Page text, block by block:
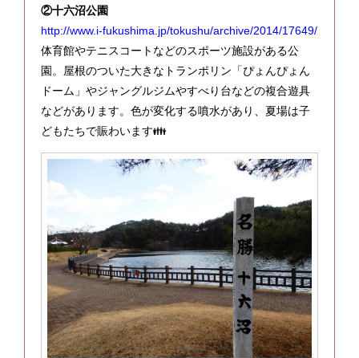
②十六沼公園
http://www.i-fukushima.jp/tokushu/archive/2014/17649/
体育館やテニスコートなどのスポーツ施設がある公
園。屋根のついた大きなトランポリン「ぴょんぴょん
ドーム」やジャングルジムやすべり台などの複合遊具
などがあります。色が変化する噴水があり、夏場は子
どもたちで賑わいます👪